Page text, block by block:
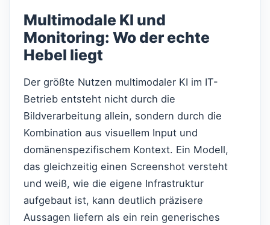
Multimodale KI und
Monitoring: Wo der echte
Hebel liegt
Der größte Nutzen multimodaler KI im IT-
Betrieb entsteht nicht durch die
Bildverarbeitung allein, sondern durch die
Kombination aus visuellem Input und
domänenspezifischem Kontext. Ein Modell,
das gleichzeitig einen Screenshot versteht
und weiß, wie die eigene Infrastruktur
aufgebaut ist, kann deutlich präzisere
Aussagen liefern als ein rein generisches